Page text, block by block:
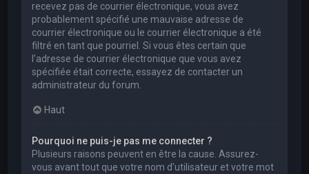
recevez pas de courrier électronique, vous avez
probablement spécifié une mauvaise adresse de
courrier électronique ou le courrier électronique a été
filtré en tant que pourriel. Si vous êtes certain que
l’adresse de courrier électronique que vous avez
spécifiée était correcte, essayez de contacter un
administrateur du forum.
Haut
Pourquoi ne puis-je pas me connecter ?
Plusieurs raisons peuvent en être la cause. Assurez-
vous avant tout que votre nom d’utilisateur et votre mot